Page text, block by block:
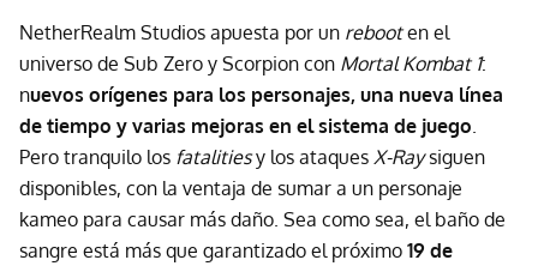
NetherRealm Studios apuesta por un rebooten el
universo de Sub Zero y Scorpion con Mortal Kombat 1:
nuevos orígenes para los personajes, una nueva línea
de tiempo y varias mejoras en el sistema de juego
Pero tranquilo los fatalitiesy los ataques X-Raysiguen
disponibles, con la ventaja de sumar a un personaje
kameo para causar más daño. Sea como sea, el baño de
sangre está más que garantizado el próximo 19 de